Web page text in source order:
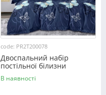
code: PR2T200078
Двоспальний набір
постільної білизни
180*220 із полікотону
№200078 Черешенька™
В наявності